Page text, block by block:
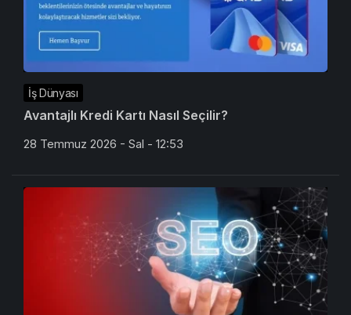
İş Dünyası
Avantajlı Kredi Kartı Nasıl Seçilir?
28 Temmuz 2026 - Sal - 12:53